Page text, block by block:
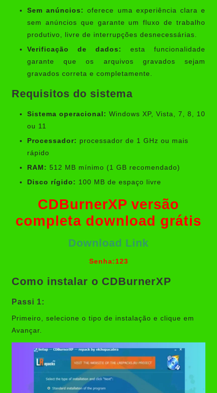
Sem anúncios: oferece uma experiência clara e
sem anúncios que garante um fluxo de trabalho
produtivo, livre de interrupções desnecessárias.
Verificação de dados:
esta funcionalidade
garante que os arquivos gravados sejam
gravados correta e completamente.
Requisitos do sistema
Sistema operacional: Windows XP, Vista, 7, 8, 10
ou 11
Processador: processador de 1 GHz ou mais
rápido
RAM: 512 MB mínimo (1 GB recomendado)
Disco rígido: 100 MB de espaço livre
CDBurnerXP versão
completa download grátis
Download Link
Senha:123
Como instalar o CDBurnerXP
Passi 1:
Primeiro, selecione o tipo de instalação e clique em
Avançar.